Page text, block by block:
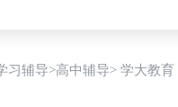
习辅导>高中辅导> 学大教育